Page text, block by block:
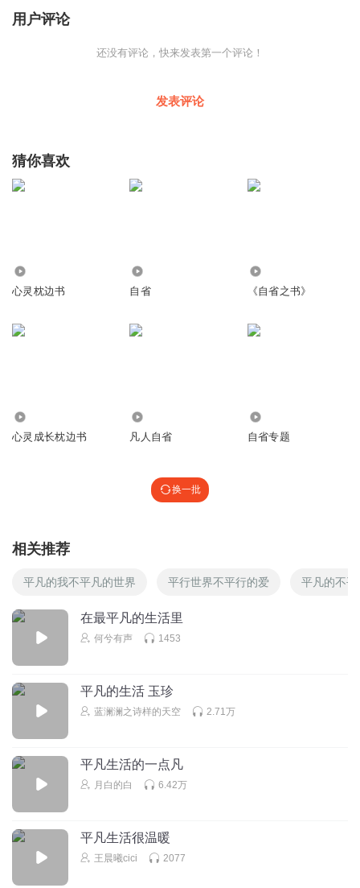
用户评论
还没有评论，快来发表第一个评论！
发表评论
猜你喜欢
心灵枕边书 自省 《自省之书》
心灵成长枕边书 凡人自省 自省专题
换一批
相关推荐
平凡的我不平凡的世界 平行世界不平行的爱 平凡的不平
在最平凡的生活里
何兮有声 1453
平凡的生活 玉珍
蓝澜澜之诗样的天空 2.71万
平凡生活的一点凡
月白的白 6.42万
平凡生活很温暖
王晨曦cici 2077